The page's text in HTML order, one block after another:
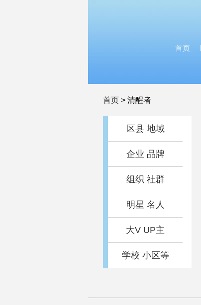
首页
首页 > 清醒者
区县 地域
企业 品牌
组织 社群
明星 名人
大V UP主
学校 小区等